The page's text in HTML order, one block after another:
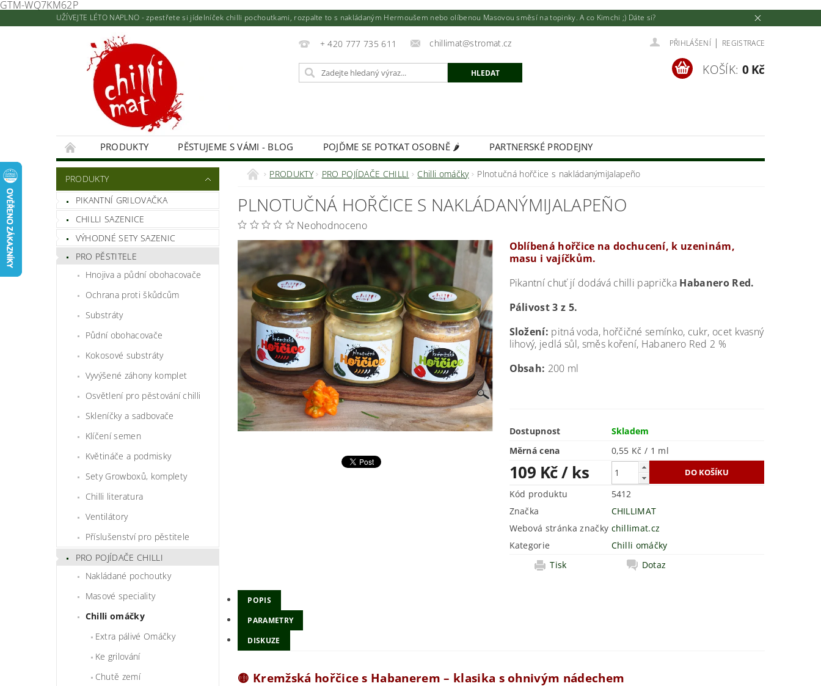
GTM-WQ7KM62P
UŽÍVEJTE LÉTO NAPLNO - zpestřete si jídelníček chilli pochoutkami, rozpalte to s nakládaným Hermoušem nebo olíbenou Masovou směsí na topinky. A co Kimchi ;) Dáte si?
+ 420 777 735 611 chillimat@stromat.cz PŘIHLÁŠENÍ | REGISTRACE
KOŠÍK: 0 Kč
PRODUKTY PĚSTUJEME S VÁMI - BLOG POJĎME SE POTKAT OSOBNĚ 🌶️
PARTNERSKÉ PRODEJNY
KONTAKTY A PRODEJNA
NAPIŠTE NÁM KIMCHI - VÝŽIVNÁ BOMBA! FIREMNÍ DÁRKY NA MÍRU
JAK NAKUPOVAT
HODNOCENÍ OBCHODU
PRODUKTY
PIKANTNÍ GRILOVAČKA
CHILLI SAZENICE
VÝHODNÉ SETY SAZENIC
PRO PĚSTITELE
Hnojiva a půdní obohacovače
Ochrana proti škůdcům
Substráty
Půdní obohacovače
Kokosové substráty
Vyvýšené záhony komplet
Osvětlení pro pěstování chilli
Skleníčky a sadbovače
Klíčení semen
Květináče a podmisky
Sety Growboxů, komplety
Chilli literatura
Ventilátory
Příslušenství pro pěstitele
PRO POJÍDAČE CHILLI
Nakládané pochoutky
Masové speciality
Chilli omáčky
Extra pálivé Omáčky
Ke grilování
Chutě zemí
PRODUKTY PRO POJÍDAČE CHILLI Chilli omáčky Plnotučná hořčice s nakládanýmiJalapeño
PLNOTUČNÁ HOŘČICE S NAKLÁDANÝMIJALAPEÑO
Neohodnoceno
Oblíbená hořčice na dochucení, k uzeninám,
masu i vajíčkům.
Pikantní chuť jí dodává chilli paprička Habanero Red.
Pálivost 3 z 5.
Složení: pitná voda, hořčičné semínko, cukr, ocet kvasný
lihový, jedlá sůl, směs koření, Habanero Red 2 %
Obsah: 200 ml
Dostupnost
Skladem
Měrná cena
0,55 Kč / 1 ml
109 Kč/ ks
Kód produktu
5412
Značka
CHILLIMAT
Webová stránka značky chillimat.cz
Kategorie
Chilli omáčky
Tisk
Dotaz
POPIS
PARAMETRY
DISKUZE
🟡 Kremžská hořčice s Habanerem – klasika s ohnivým nádechem